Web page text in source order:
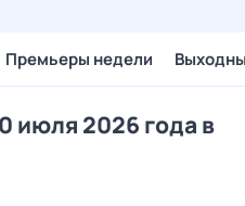
Премьеры недели
июля 2026 года в